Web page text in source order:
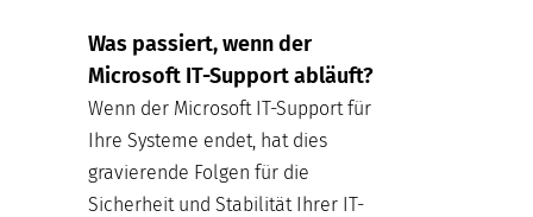
Was passiert, wenn der
Microsoft IT-Support abläuft?
Wenn der Microsoft IT-Support für
Ihre Systeme endet, hat dies
gravierende Folgen für die
Sicherheit und Stabilität Ihrer IT-